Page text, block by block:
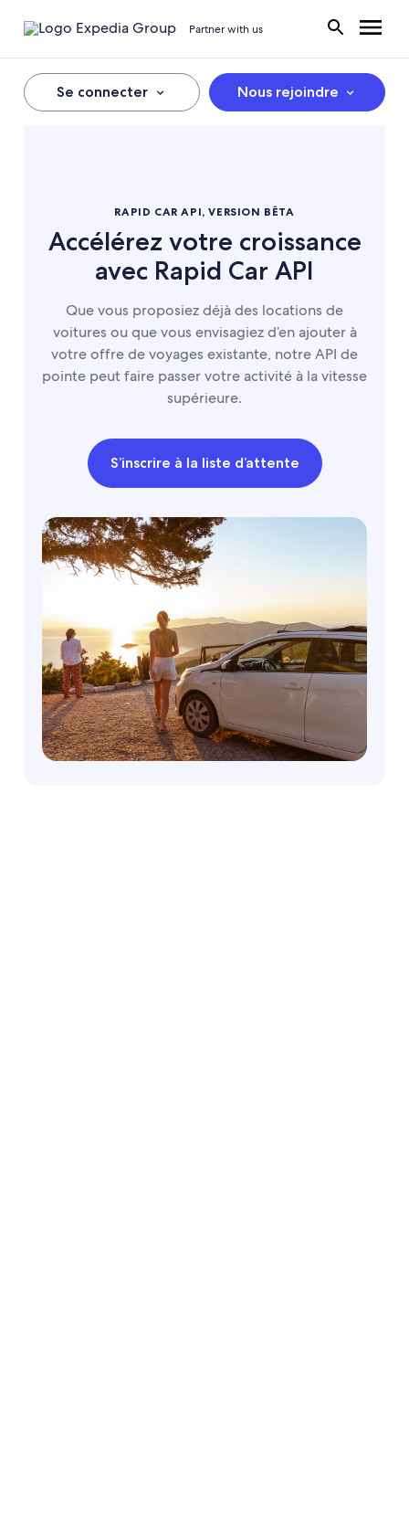
Partner with us
Se connecter Nous rejoindre
RAPID CAR API, VERSION BÊTA
Accélérez votre croissance
avec Rapid Car API
Que vous proposiez déjà des locations de
voitures ou que vous envisagiez d’en ajouter à
votre offre de voyages existante, notre API de
pointe peut faire passer votre activité à la vitesse
supérieure.
S’inscrire à la liste d’attente